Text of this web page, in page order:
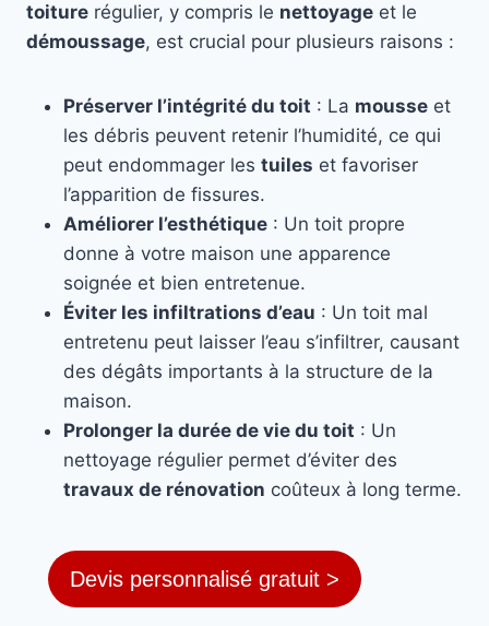
toiture régulier, y compris le nettoyage et le
démoussage, est crucial pour plusieurs raisons :
Préserver l’intégrité du toit : La mousse et
les débris peuvent retenir l’humidité, ce qui
peut endommager les tuiles et favoriser
l’apparition de fissures.
Améliorer l’esthétique : Un toit propre
donne à votre maison une apparence
soignée et bien entretenue.
Éviter les infiltrations d’eau : Un toit mal
entretenu peut laisser l’eau s’infiltrer, causant
des dégâts importants à la structure de la
maison.
Prolonger la durée de vie du toit : Un
nettoyage régulier permet d’éviter des
travaux de rénovation coûteux à long terme.
Devis personnalisé gratuit >